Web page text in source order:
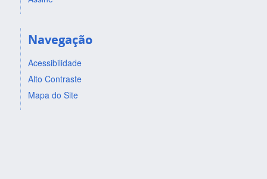
Navegação
Acessibilidade
Alto Contraste
Mapa do Site